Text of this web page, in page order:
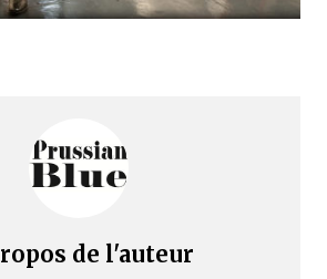
de l'auteur